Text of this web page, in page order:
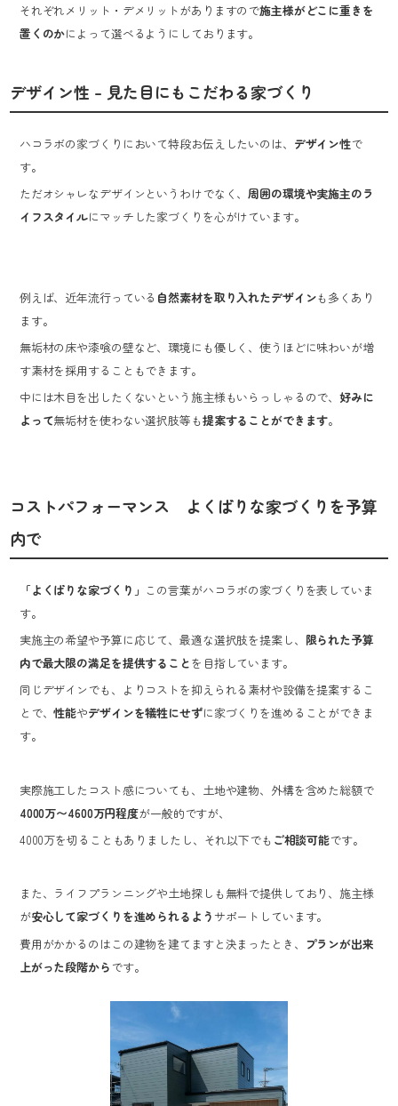
それぞれメリット・デメリットがありますので施主様がどこに重きを
置くのかによって選べるようにしております。
デザイン性 – 見た目にもこだわる家づくり
ハコラボの家づくりにおいて特段お伝えしたいのは、 デザイン性で
す。
ただオシャレなデザインというわけでなく、周囲の環境や実施主のラ
イフスタイルにマッチした家づくりを心がけています。
例えば、近年流行っている 自然素材を取り入れたデザインも多くあり
ます。
無垢材の床や漆喰の壁など、環境にも優しく、使うほどに味わいが増
す素材を採用することもできます。
中には木目を出したくないという施主様もいらっしゃるので、好みに
よって無垢材を使わない選択肢等も提案することができます。
コストパフォーマンス よくばりな家づくりを予算
内で
「よくばりな家づくり」 この言葉がハコラボの家づくりを表していま
す。
実施主の希望や予算に応じて、最適な選択肢を提案し、 限られた予算
内で最大限の満足を提供することを目指しています。
同じデザインでも、よりコストを抑えられる素材や設備を提案するこ
とで、性能やデザインを犠牲にせずに家づくりを進めることができま
す。
実際施工したコスト感についても、土地や建物、外構を含めた総額で
4000万〜4600万円程度が一般的ですが、
4000万を切ることもありましたし、それ以下でも ご相談可能です。
また、ライフプランニングや土地探しも無料で提供しており、施主様
が安心して家づくりを進められるよう サポートしています。
費用がかかるのはこの建物を建てますと決まったとき、 プランが出来
上がった段階から です。